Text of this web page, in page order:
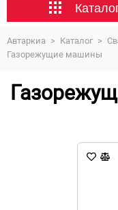
Автаркиа > Каталог >
Газорежущие машины